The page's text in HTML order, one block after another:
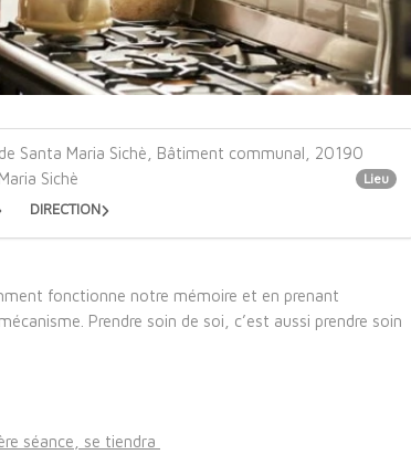
Santa Maria Sichè, Bâtiment communal, 20190
Sichè
Lieu
DIRECTION
fonctionne notre mémoire et en prenant
Prendre soin de soi, c’est aussi prendre soin
séance, se tiendra